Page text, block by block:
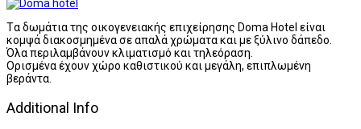
Tα δωμάτια της οικογενειακής επιχείρησης Doma Hotel είναι
κομψά διακοσμημένα σε απαλά χρώματα και με ξύλινο δάπεδο.
Όλα περιλαμβάνουν κλιματισμό και τηλεόραση.
Ορισμένα έχουν χώρο καθιστικού και μεγάλη, επιπλωμένη
βεράντα.
Additional Info